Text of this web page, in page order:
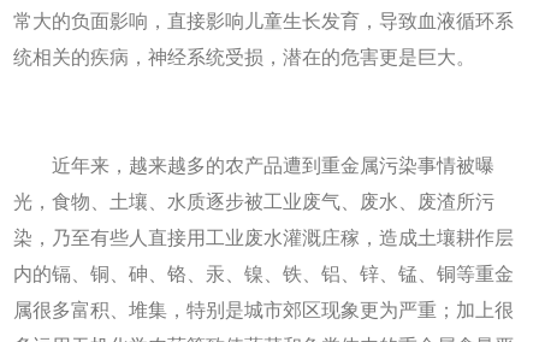
常大的负面影响，直接影响儿童生长发育，导致血液循环系
统相关的疾病，神经系统受损，潜在的危害更是巨大。
近年来，越来越多的农产品遭到重金属污染事情被曝
光，食物、土壤、水质逐步被工业废气、废水、废渣所污
染，乃至有些人直接用工业废水灌溉庄稼，造成土壤耕作层
内的镉、铜、砷、铬、汞、镍、铁、铝、锌、锰、铜等重金
属很多富积、堆集，特别是城市郊区现象更为严重；加上很